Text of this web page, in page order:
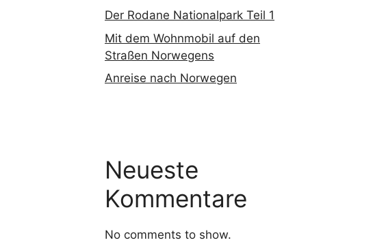
Der Rodane Nationalpark Teil 1
Mit dem Wohnmobil auf den
Straßen Norwegens
Anreise nach Norwegen
Neueste
Kommentare
No comments to show.